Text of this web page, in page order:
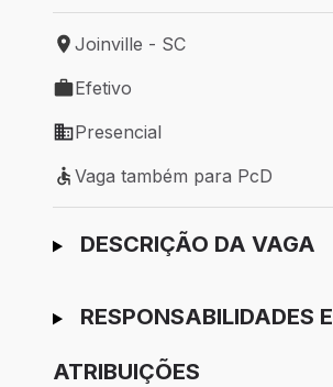
Local de trabalho: Joinville - SC
Joinville - SC
Tipo de vaga: Efetivo
Efetivo
Modelo de trabalho: Presencial
Presencial
Vaga também para PcD
Vaga também para PcD
Ir para candidatura
DESCRIÇÃO DA VAGA
RESPONSABILIDADES E
ATRIBUIÇÕES